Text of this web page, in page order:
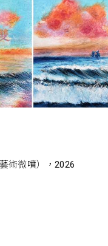
術微噴），2026